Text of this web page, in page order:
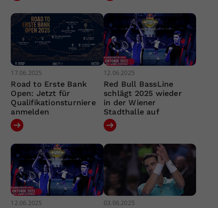
17.06.2025
Road to Erste Bank
Open: Jetzt für
Qualifikationsturniere
anmelden
12.06.2025
Red Bull BassLine
schlägt 2025 wieder
in der Wiener
Stadthalle auf
12.06.2025 03.06.2025